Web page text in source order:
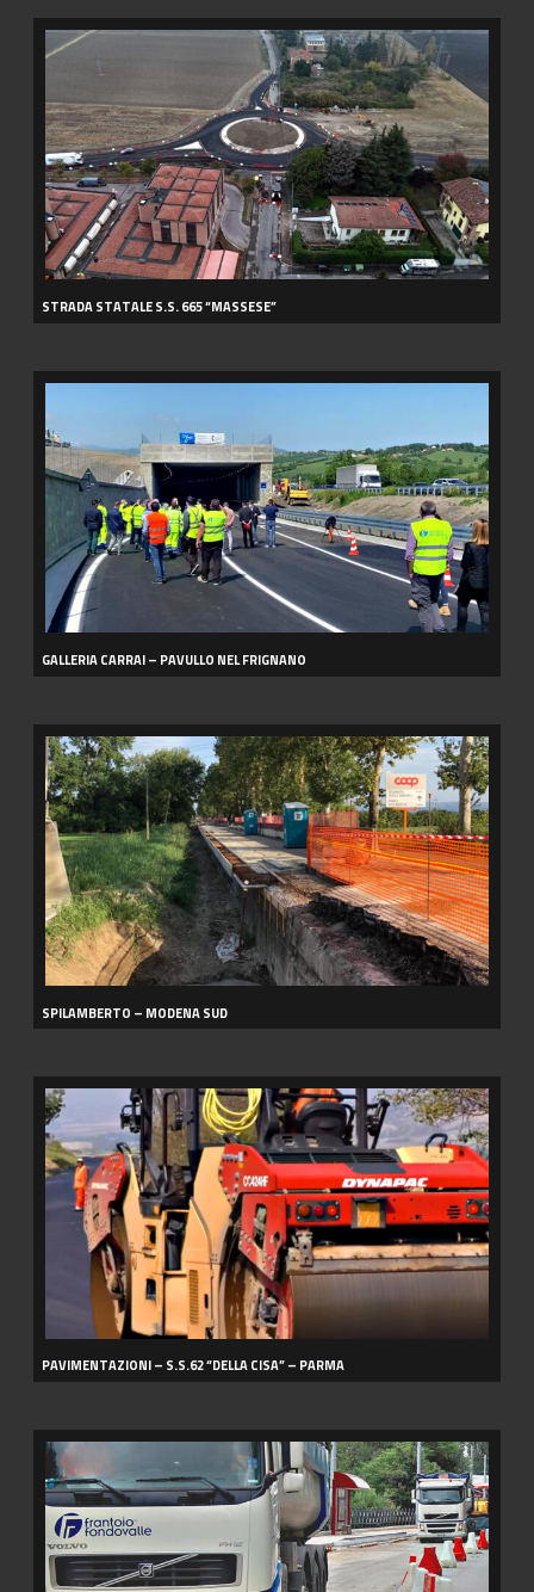
STRADA
STATALE
S.S.
STRADA STATALE S.S. 665 “MASSESE”
GALLERIA
NEL
FRIGNANO
GALLERIA CARRAI – PAVULLO NEL FRIGNANO
SPILAMBERTO
MODENA
SUD
SPILAMBERTO – MODENA SUD
PAVIMENTAZIONI
S.S.62
“DELLA
CISA”
PARMA
PAVIMENTAZIONI – S.S.62 “DELLA CISA” – PARMA
LINEA
CREALIS
BOLOGNA